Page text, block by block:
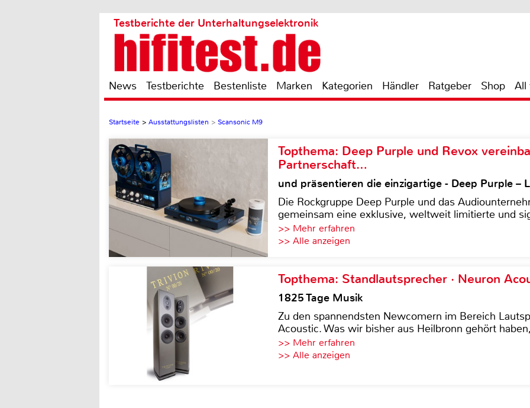
Testberichte der Unterhaltungselektronik
News Testberichte Bestenliste Marken Kategorien Händler Ratgeber Shop All
Startseite > Ausstattungslisten > Scansonic M9
Topthema: Deep Purple und Revox
Partnerschaft…
und präsentieren die einzigartige - Deep Purple –
Die Rockgruppe Deep Purple und das
gemeinsam eine exklusive, weltweit limitierte und
>> Mehr erfahren
>> Alle anzeigen
Topthema: Standlautsprecher · Neuron
1825 Tage Musik
Zu den spannendsten Newcomern im Bereich
Acoustic. Was wir bisher aus Heilbronn gehört
>> Mehr erfahren
>> Alle anzeigen